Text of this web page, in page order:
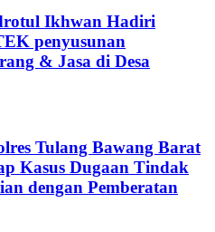
Ikhwan Hadiri
penyusunan
& Jasa di Desa
Tulang Bawang Barat
Kasus Dugaan Tindak
dengan Pemberatan